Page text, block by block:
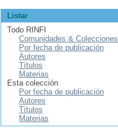
Listar
Todo RINFI
Comunidades & Colecciones
Por fecha de publicación
Autores
Títulos
Materias
Esta colección
Por fecha de publicación
Autores
Títulos
Materias